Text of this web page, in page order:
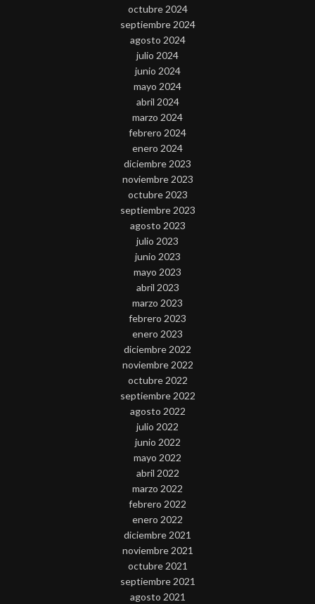
octubre 2024
septiembre 2024
agosto 2024
julio 2024
junio 2024
mayo 2024
abril 2024
marzo 2024
febrero 2024
enero 2024
diciembre 2023
noviembre 2023
octubre 2023
septiembre 2023
agosto 2023
julio 2023
junio 2023
mayo 2023
abril 2023
marzo 2023
febrero 2023
enero 2023
diciembre 2022
noviembre 2022
octubre 2022
septiembre 2022
agosto 2022
julio 2022
junio 2022
mayo 2022
abril 2022
marzo 2022
febrero 2022
enero 2022
diciembre 2021
noviembre 2021
octubre 2021
septiembre 2021
agosto 2021